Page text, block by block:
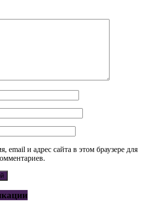
email и адрес сайта в этом браузере для